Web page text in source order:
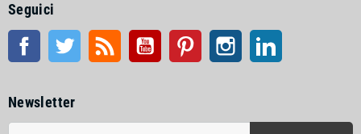
Seguici
Facebook Twitter RSS Youtube Pinterest Instagram
Newsletter